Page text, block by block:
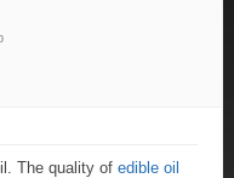
The quality of edible oil